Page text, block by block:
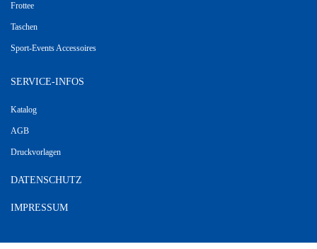
Frottee
Taschen
Sport-Events Accessoires
SERVICE-INFOS
Katalog
AGB
Druckvorlagen
DATENSCHUTZ
IMPRESSUM